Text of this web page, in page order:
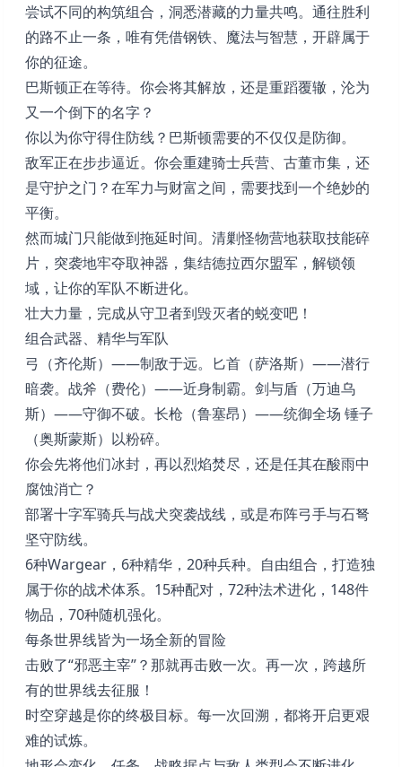
尝试不同的构筑组合，洞悉潜藏的力量共鸣。通往胜利
的路不止一条，唯有凭借钢铁、魔法与智慧，开辟属于
你的征途。
巴斯顿正在等待。你会将其解放，还是重蹈覆辙，沦为
又一个倒下的名字？
你以为你守得住防线？巴斯顿需要的不仅仅是防御。
敌军正在步步逼近。你会重建骑士兵营、古董市集，还
是守护之门？在军力与财富之间，需要找到一个绝妙的
平衡。
然而城门只能做到拖延时间。清剿怪物营地获取技能碎
片，突袭地牢夺取神器，集结德拉西尔盟军，解锁领
域，让你的军队不断进化。
壮大力量，完成从守卫者到毁灭者的蜕变吧！
组合武器、精华与军队
弓（齐伦斯）——制敌于远。匕首（萨洛斯）——潜行
暗袭。战斧（费伦）——近身制霸。剑与盾（万迪乌
斯）——守御不破。长枪（鲁塞昂）——统御全场 锤子
（奥斯蒙斯）以粉碎。
你会先将他们冰封，再以烈焰焚尽，还是任其在酸雨中
腐蚀消亡？
部署十字军骑兵与战犬突袭战线，或是布阵弓手与石弩
坚守防线。
6种Wargear，6种精华，20种兵种。自由组合，打造独
属于你的战术体系。15种配对，72种法术进化，148件
物品，70种随机强化。
每条世界线皆为一场全新的冒险
击败了“邪恶主宰”？那就再击败一次。再一次，跨越所
有的世界线去征服！
时空穿越是你的终极目标。每一次回溯，都将开启更艰
难的试炼。